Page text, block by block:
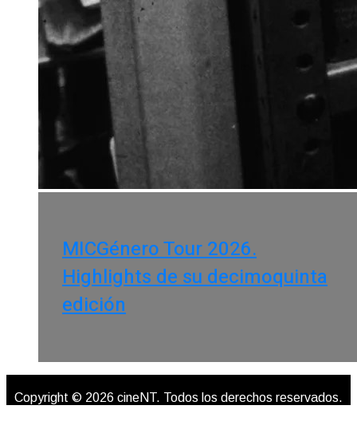
MICGénero Tour 2026.
Highlights de su decimoquinta
edición
Copyright © 2026 cineNT. Todos los derechos reservados.